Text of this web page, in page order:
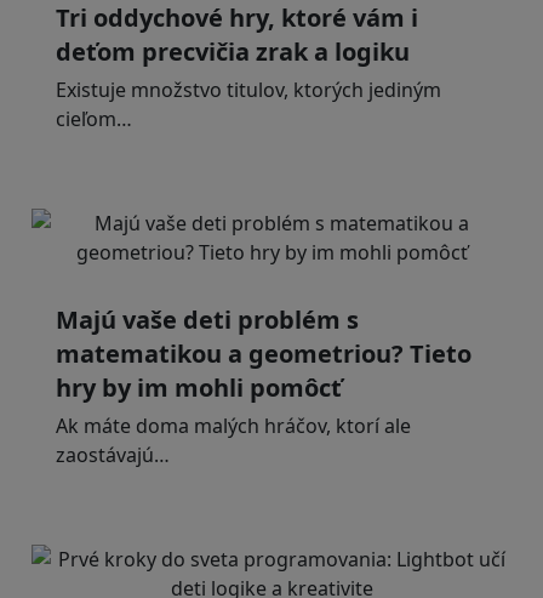
Tri oddychové hry, ktoré vám i
deťom precvičia zrak a logiku
Existuje množstvo titulov, ktorých jediným
cieľom…
Majú vaše deti problém s
matematikou a geometriou? Tieto
hry by im mohli pomôcť
Ak máte doma malých hráčov, ktorí ale
zaostávajú…